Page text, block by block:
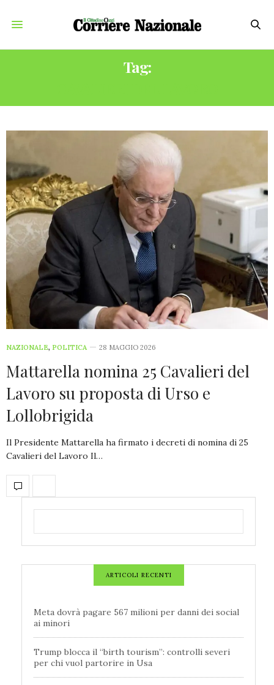
Tag:
NAZIONALE, POLITICA 28 MAGGIO 2026
Mattarella nomina 25 Cavalieri del
Lavoro su proposta di Urso e
Lollobrigida
Il Presidente Mattarella ha firmato i decreti di nomina di 25
Cavalieri del Lavoro Il…
ARTICOLI RECENTI
Meta dovrà pagare 567 milioni per danni dei social
ai minori
Trump blocca il “birth tourism”: controlli severi
per chi vuol partorire in Usa